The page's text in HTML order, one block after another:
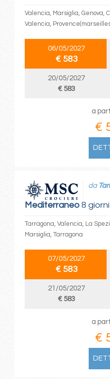
Valencia, Marsiglia, Genova,
Valencia,
06/05/2027
€ 583
20/05/2027
€ 583
a
€
Mediterraneo8 giorni
da
Tarragona, Valencia, La
Marsiglia, Tarragona
07/05/2027
€ 583
21/05/2027
€ 583
a
€